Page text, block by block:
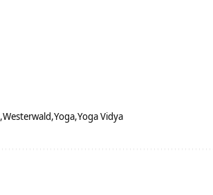
Westerwald Yoga Yoga Vidya